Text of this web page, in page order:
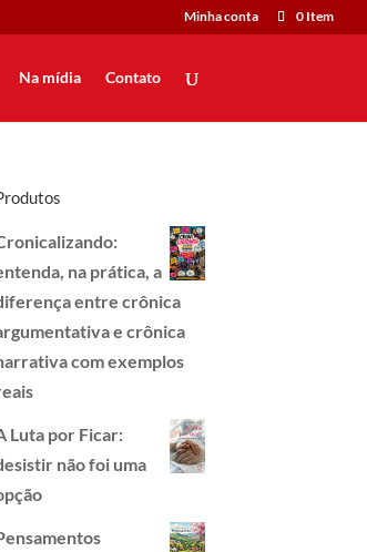
Minha conta 0 Item
Na mídia Contato
na prática, a
entre crônica
e crônica
com exemplos
Luta por Ficar:
não foi uma